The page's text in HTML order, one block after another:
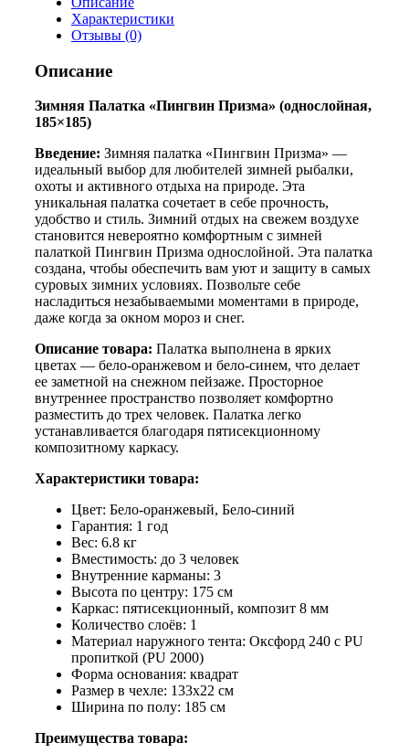
Характеристики
Отзывы (0)
Описание
Зимняя Палатка «Пингвин Призма» (однослойная,
185×185)
Введение: Зимняя палатка «Пингвин Призма» —
идеальный выбор для любителей зимней рыбалки,
охоты и активного отдыха на природе. Эта
уникальная палатка сочетает в себе прочность,
удобство и стиль. Зимний отдых на свежем воздухе
становится невероятно комфортным с зимней
палаткой Пингвин Призма однослойной. Эта палатка
создана, чтобы обеспечить вам уют и защиту в самых
суровых зимних условиях. Позвольте себе
насладиться незабываемыми моментами в природе,
даже когда за окном мороз и снег.
Описание товара: Палатка выполнена в ярких
цветах — бело-оранжевом и бело-синем, что делает
ее заметной на снежном пейзаже. Просторное
внутреннее пространство позволяет комфортно
разместить до трех человек. Палатка легко
устанавливается благодаря пятисекционному
композитному каркасу.
Характеристики товара:
Цвет: Бело-оранжевый, Бело-синий
Гарантия: 1 год
Вес: 6.8 кг
Вместимость: до 3 человек
Внутренние карманы: 3
Высота по центру: 175 см
Каркас: пятисекционный, композит 8 мм
Количество слоёв: 1
Материал наружного тента: Оксфорд 240 с PU
пропиткой (PU 2000)
Форма основания: квадрат
Размер в чехле: 133х22 см
Ширина по полу: 185 см
Преимущества товара: